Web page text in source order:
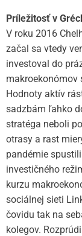
Príležitosť v
V roku 2016
začal sa vtedy
investoval do
makroekonómov
Hodnoty aktív
sadzbám ľahko
stratéga neboli
otrasy a rast
pandémie
investičného
kurzu
sociálnej sieti
čovidu tak na
kolegov.